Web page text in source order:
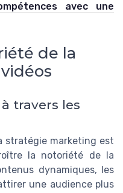
avec une
de la
travers les
stratégie marketing est
la notoriété de la
dynamiques, les
une audience plus